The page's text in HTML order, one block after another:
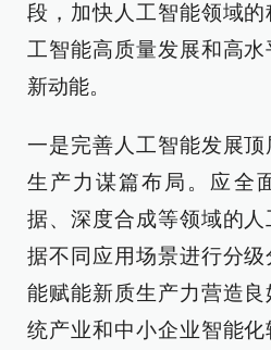
段，加快人工智能领域
工智能高质量发展和高
新动能。
一是完善人工智能发展
生产力谋篇布局。应全
据、深度合成等领域的
据不同应用场景进行分
能赋能新质生产力营造
统产业和中小企业智能化